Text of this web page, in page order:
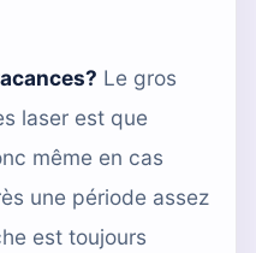
Le gros
laser est que
même en cas
une période assez
est toujours